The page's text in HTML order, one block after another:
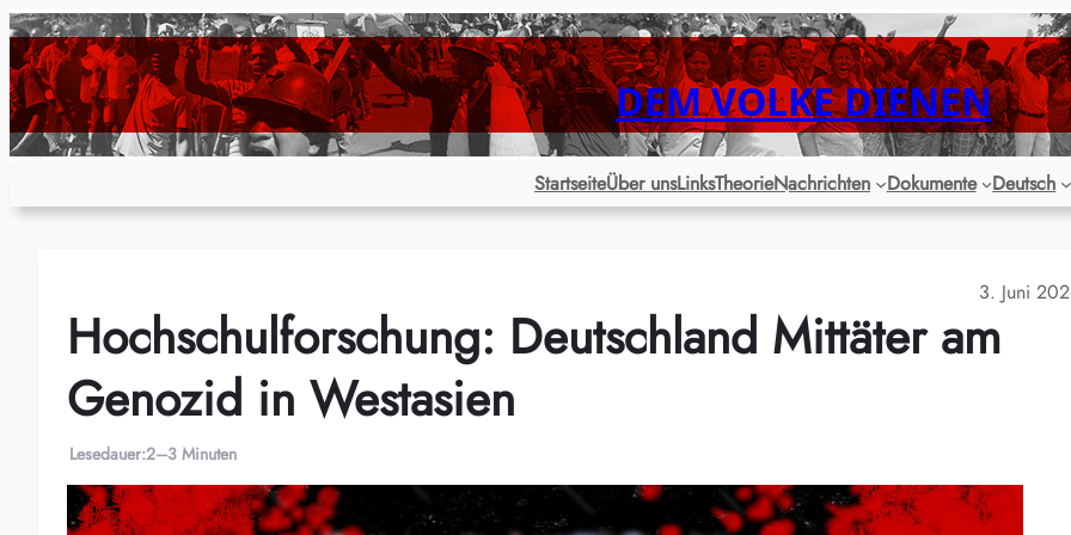
Zum
Inhalt
springen
DEM VOLKE DIENEN
StartseiteÜber unsLinksTheorieNachrichten Dokumente Deutsch
3. Juni
Hochschulforschung: Deutschland Mittäter am
Genozid in Westasien
Lesedauer:2–3 Minuten